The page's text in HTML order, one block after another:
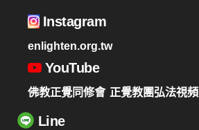
Instagram
enlighten.org.tw
YouTube
佛教正覺同修會 正覺教團弘法視頻
Line